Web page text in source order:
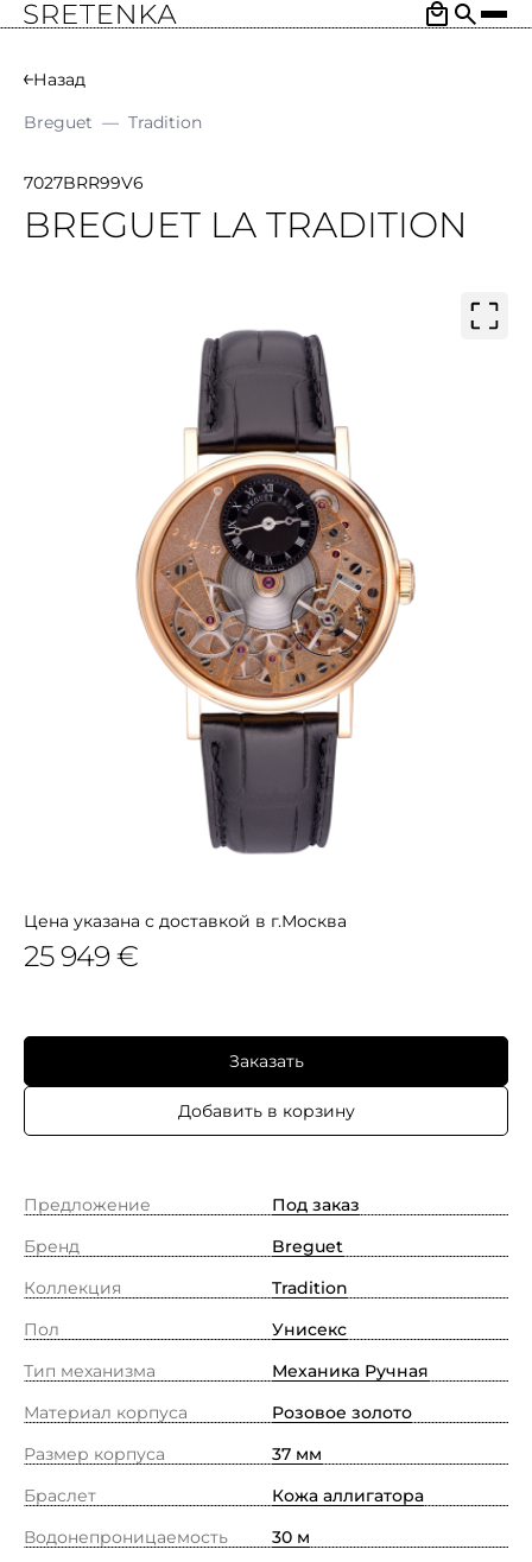
Назад
Breguet — Tradition
7027BRR99V6
BREGUET LA TRADITION
Цена указана с доставкой в г.Москва
25 949 €
Заказать
Добавить в корзину
Предложение
Под заказ
Бренд
Breguet
Коллекция
Tradition
Пол
Унисекс
Тип механизма
Механика Ручная
Материал корпуса
Pозовое золото
Размер корпуса
37 мм
Браслет
Кожа аллигатора
Водонепроницаемость
30 м